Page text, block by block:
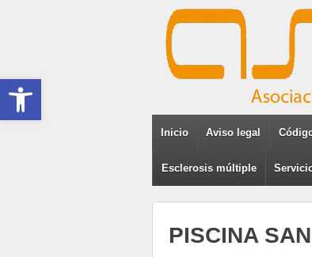
Inicio Aviso legal
Esclerosis múltiple
PISCINA
Abrir barra de herramientas